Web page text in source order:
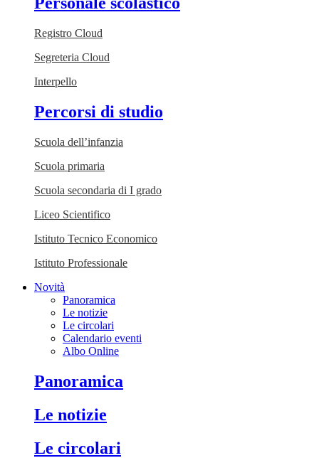
Registro Cloud
Segreteria Cloud
Interpello
Percorsi di studio
Scuola dell’infanzia
Scuola primaria
Scuola secondaria di I grado
Liceo Scientifico
Istituto Tecnico Economico
Istituto Professionale
Novità
Panoramica
Le notizie
Le circolari
Calendario eventi
Albo Online
Panoramica
Le notizie
Le circolari